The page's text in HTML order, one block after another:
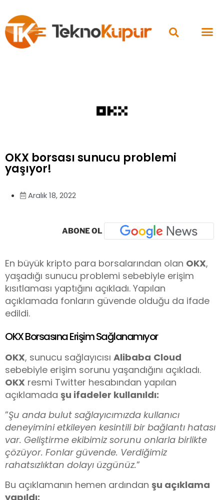
OKX borsası sunucu problemi
yaşıyor!
Aralık 18, 2022
ABONE OL
En büyük kripto para borsalarından olan OKX,
yaşadığı sunucu problemi sebebiyle erişim
kısıtlaması yaptığını açıkladı. Yapılan
açıklamada fonların güvende olduğu da ifade
edildi.
OKX Borsasına Erişim Sağlanamıyor
OKX, sunucu sağlayıcısı Alibaba Cloud
sebebiyle erişim sorunu yaşandığını açıkladı.
OKX resmi Twitter hesabından yapılan
açıklamada şu ifadeler kullanıldı:
”Şu anda bulut sağlayıcımızda kullanıcı
deneyimini etkileyen kesintili bir bağlantı hatası
var. Geliştirme ekibimiz sorunu onlarla birlikte
çözüyor. Fonlar güvende. Verdiğimiz
rahatsızlıktan dolayı üzgünüz.”
Bu açıklamanın hemen ardından şu açıklama
yapıldı: